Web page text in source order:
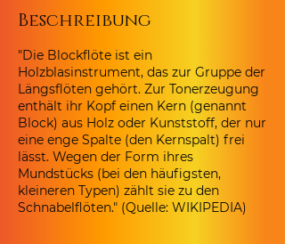
Beschreibung
"Die Blockflöte ist ein
Holzblasinstrument, das zur Gruppe der
Längsflöten gehört. Zur Tonerzeugung
enthält ihr Kopf einen Kern (genannt
Block) aus Holz oder Kunststoff, der nur
eine enge Spalte (den Kernspalt) frei
lässt. Wegen der Form ihres
Mundstücks (bei den häufigsten,
kleineren Typen) zählt sie zu den
Schnabelflöten." (Quelle: WIKIPEDIA)